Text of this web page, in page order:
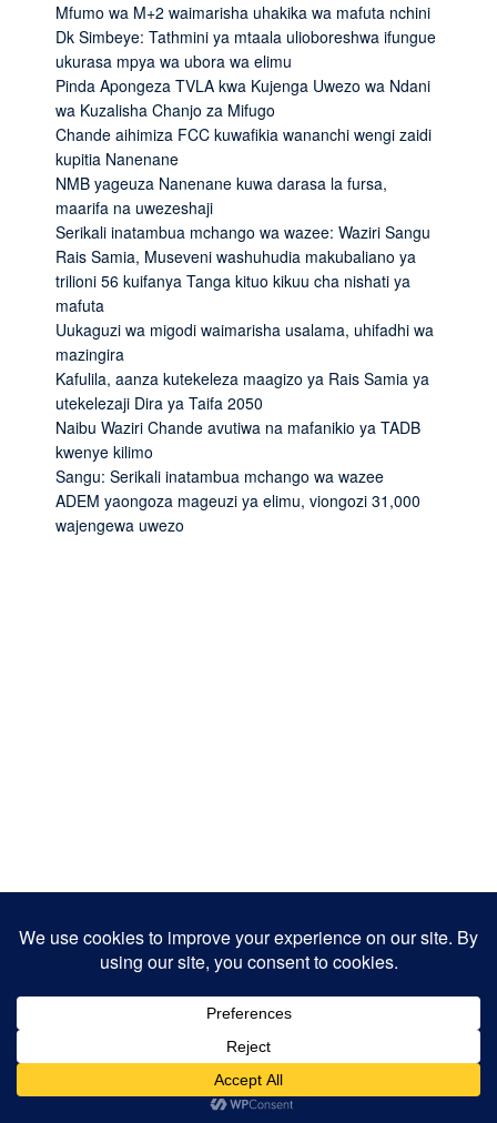
Mfumo wa M+2 waimarisha uhakika wa mafuta nchini
Dk Simbeye: Tathmini ya mtaala ulioboreshwa ifungue
ukurasa mpya wa ubora wa elimu
Pinda Apongeza TVLA kwa Kujenga Uwezo wa Ndani
wa Kuzalisha Chanjo za Mifugo
Chande aihimiza FCC kuwafikia wananchi wengi zaidi
kupitia Nanenane
NMB yageuza Nanenane kuwa darasa la fursa,
maarifa na uwezeshaji
Serikali inatambua mchango wa wazee: Waziri Sangu
Rais Samia, Museveni washuhudia makubaliano ya
trilioni 56 kuifanya Tanga kituo kikuu cha nishati ya
mafuta
Uukaguzi wa migodi waimarisha usalama, uhifadhi wa
mazingira
Kafulila, aanza kutekeleza maagizo ya Rais Samia ya
utekelezaji Dira ya Taifa 2050
Naibu Waziri Chande avutiwa na mafanikio ya TADB
kwenye kilimo
Sangu: Serikali inatambua mchango wa wazee
ADEM yaongoza mageuzi ya elimu, viongozi 31,000
wajengewa uwezo
Designed by